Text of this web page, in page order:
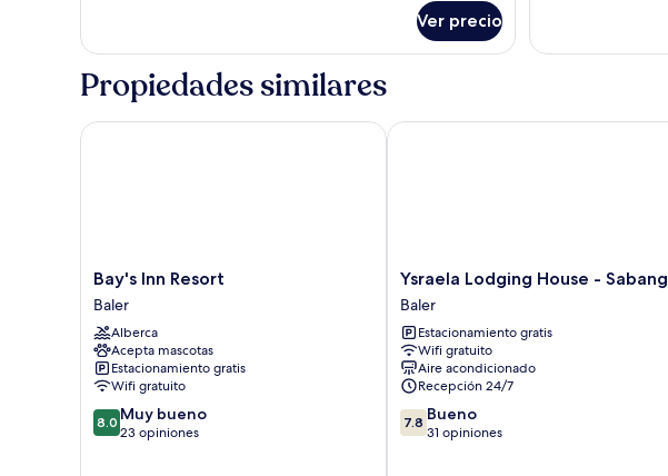
familiar
Ver precio
Propiedades similares
Bay's
Inn
Resort
Baler
Bay's Inn Resort
Baler
Alberca
Acepta mascotas
Estacionamiento gratis
Wifi gratuito
8.0
de
8.0 Muy bueno
23 opiniones
Bay's Inn Resort
Ysraela
Lodging
House
-
Sabang
Baler
Ysraela Lodging House - Sabang
Baler
Estacionamiento gratis
Wifi gratuito
Aire acondicionado
Recepción 24/7
7.8
de
7.8 Bueno
31 opiniones
Ysraela Lodging House - Sabang